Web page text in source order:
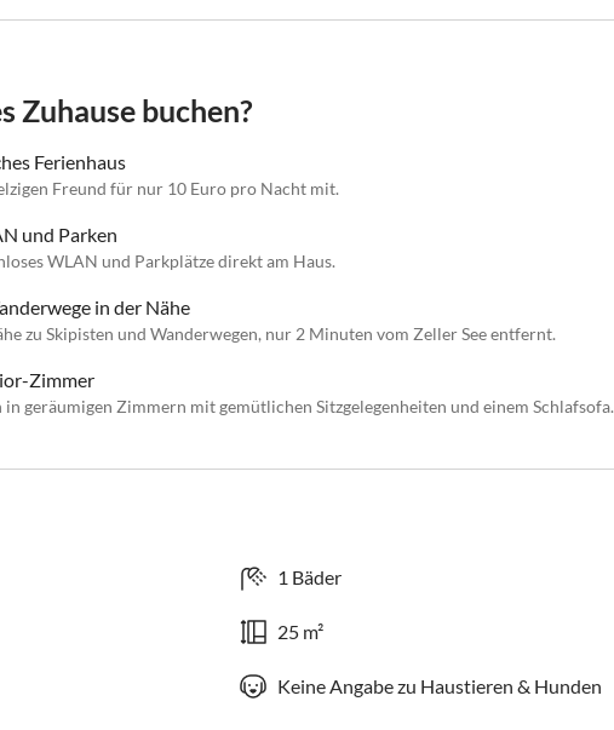
Zuhause buchen?
Ferienhaus
Freund für nur 10 Euro pro Nacht mit.
und Parken
WLAN und Parkplätze direkt am Haus.
in der Nähe
zu Skipisten und Wanderwegen, nur 2 Minuten vom Zeller See entfernt.
Zimmer
in geräumigen Zimmern mit gemütlichen Sitzgelegenheiten und einem Schlafsofa.
1 Bäder
25 m²
Keine Angabe zu Haustieren & Hunden